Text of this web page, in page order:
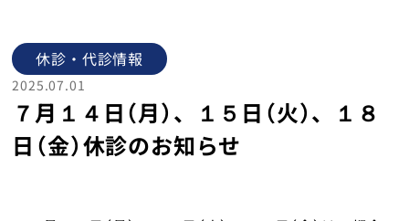
交通・アクセス
診療所について
季節の壁面装飾
休診・代診情報
2025.07.01
７月１４日（月）、１５日（火）、１８
日（金）休診のお知らせ